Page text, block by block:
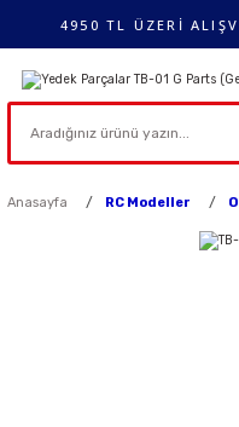
4950 TL ÜZERİ
Anasayfa RC Modeller